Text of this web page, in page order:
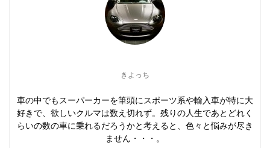
きよっち
車の中でもスーパーカーを筆頭にスポーツ系や輸入車が特に大
好きで、欲しいクルマは数え切れず。残りの人生であとどれく
らいの数の車に乗れるだろうかと考えると、色々と悩みが尽き
ません・・・。